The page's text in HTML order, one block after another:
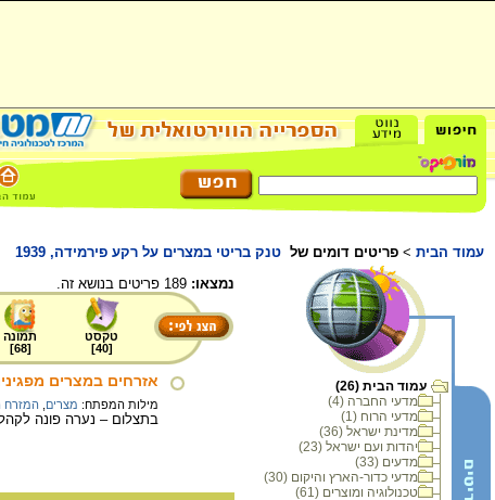
עמוד הבית > פריטים דומים של טנק בריטי במצרים על רקע פירמידה, 1939
עמוד הבית (26)
מדעי החברה (4)
מדעי הרוח (1)
מדינת ישראל (36)
יהדות ועם ישראל (23)
מדעים (33)
מדעי כדור-הארץ והיקום (30)
טכנולוגיה ומוצרים (61)
נמצאו:
טקסט
[
40
]
תמונה
[
68
]
אזרחים במצרים מפגינים
מילות המפתח: מצרים המזרח
בתצלום – נערה פונה